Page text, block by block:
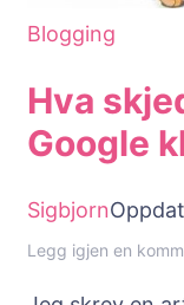
Blogging
Hva
Google
Sigbjorn
Legg igjen en